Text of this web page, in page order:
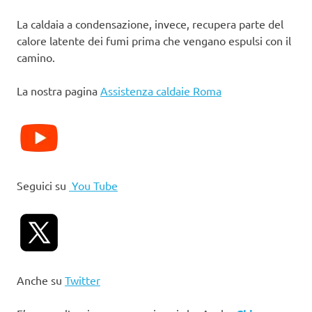
La caldaia a condensazione, invece, recupera parte del
calore latente dei fumi prima che vengano espulsi con il
camino.
La nostra pagina Assistenza caldaie Roma
Seguici su You Tube
Anche su Twitter